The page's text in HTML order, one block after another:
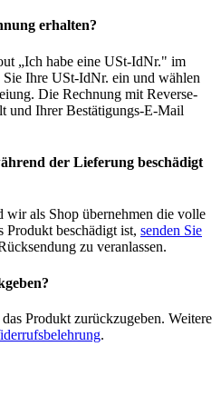
erhalten?
„Ich habe eine USt-IdNr." im
Sie Ihre USt-IdNr. ein und wählen
Die Rechnung mit Reverse-
und Ihrer Bestätigungs-E-Mail
der Lieferung beschädigt
als Shop übernehmen die volle
Produkt beschädigt ist, senden Sie
zu veranlassen.
Produkt zurückzugeben. Weitere
.